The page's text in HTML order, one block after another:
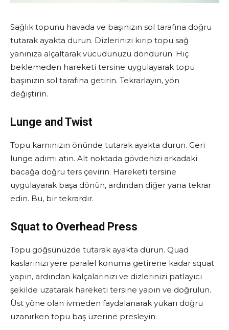
Sağlık topunu havada ve başınızın sol tarafına doğru
tutarak ayakta durun. Dizlerinizi kırıp topu sağ
yanınıza alçaltarak vücudunuzu döndürün. Hiç
beklemeden hareketi tersine uygulayarak topu
başınızın sol tarafına getirin. Tekrarlayın, yön
değiştirin.
Lunge and Twist
Topu karnınızın önünde tutarak ayakta durun. Geri
lunge adımı atın. Alt noktada gövdenizi arkadaki
bacağa doğru ters çevirin. Hareketi tersine
uygulayarak başa dönün, ardından diğer yana tekrar
edin. Bu, bir tekrardır.
Squat to Overhead Press
Topu göğsünüzde tutarak ayakta durun. Quad
kaslarınızı yere paralel konuma getirene kadar squat
yapın, ardından kalçalarınızı ve dizlerinizi patlayıcı
şekilde uzatarak hareketi tersine yapın ve doğrulun.
Üst yöne olan ivmeden faydalanarak yukarı doğru
uzanırken topu baş üzerine presleyin.